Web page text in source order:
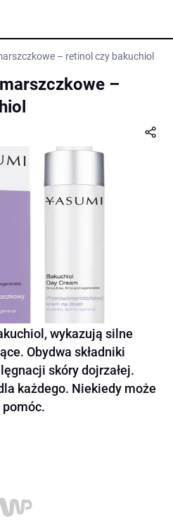
– retinol czy bakuchiol
–
wykazują silne
Obydwa składniki
skóry dojrzałej.
każdego. Niekiedy może